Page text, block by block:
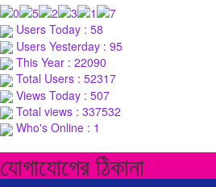
Users Today : 58
Users Yesterday : 95
This Year : 22090
Total Users : 52317
Views Today : 507
Total views : 337532
Who's Online : 1
যোগাযোগের ঠিকানা